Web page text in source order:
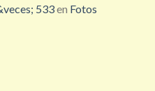
533en Fotos